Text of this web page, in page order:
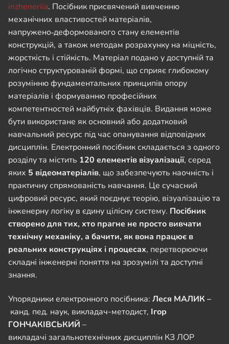
inzheneriia. Посібник присвячений вивченню
механічних властивостей матеріалів,
напружено‑деформованого стану елементів
конструкцій, а також методам розрахунку на міцність,
жорсткість і стійкість. Матеріал подано у доступній та
логічно структурованій формі, що сприяє глибокому
розумінню фундаментальних принципів опору
матеріалів і формуванню професійних
компетентностей майбутніх фахівців. Видання може
бути використане як основний або додатковий
навчальний ресурс під час опанування відповідних
дисциплін. Електронний посібник складається з одного
розділу та містить 120 елементів візуалізації, серед
яких 5 відеоматеріалів, що забезпечують наочність і
практичну спрямованість навчання. Це сучасний
цифровий ресурс, який поєднує теорію, візуалізацію та
інженерну логіку в єдину цілісну систему. Посібник
створено для тих, хто прагне не просто вивчати
технічну механіку, а бачити, як вона працює в
реальних конструкціях і процесах, перетворюючи
складні інженерні поняття на зрозумілі та доступні
знання.
Упорядники електронного посібника: Леся МАЛИК –
канд. пед. наук, викладач-методист, Ігор
ГОНЧАКІВСЬКИЙ –
викладачі загальнотехнічних дисциплін КЗ ЛОР